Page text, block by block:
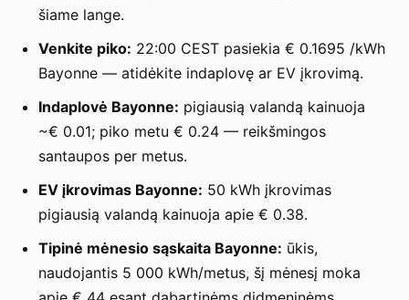
šiame lange.
Venkite piko: 22:00 CEST pasiekia € 0.1695 /kWh
Bayonne — atidėkite indaplovę ar EV įkrovimą.
Indaplovė Bayonne: pigiausią valandą kainuoja
~€ 0.01; piko metu € 0.24 — reikšmingos
santaupos per metus.
EV įkrovimas Bayonne: 50 kWh įkrovimas
pigiausią valandą kainuoja apie € 0.38.
Tipinė mėnesio sąskaita Bayonne: ūkis,
naudojantis 5 000 kWh/metus, šį mėnesį moka